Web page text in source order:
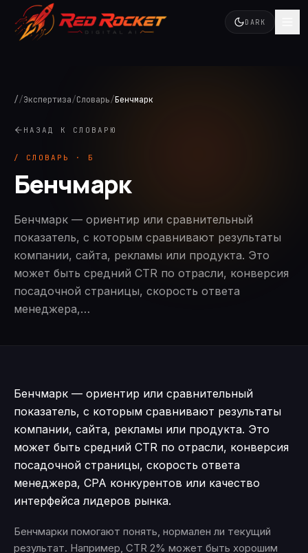
DARK
//Экспертиза/Словарь/Бенчмарк
НАЗАД К СЛОВАРЮ
/ СЛОВАРЬ · Б
Бенчмарк
Бенчмарк — ориентир или сравнительный
показатель, с которым сравнивают результаты
компании, сайта, рекламы или продукта. Это
может быть средний CTR по отрасли, конверсия
посадочной страницы, скорость ответа
менеджера,…
Бенчмарк — ориентир или сравнительный
показатель, с которым сравнивают результаты
компании, сайта, рекламы или продукта. Это
может быть средний CTR по отрасли, конверсия
посадочной страницы, скорость ответа
менеджера, CPA конкурентов или качество
интерфейса лидеров рынка.
Бенчмарки помогают понять, нормален ли текущий
результат. Например, CTR 2% может быть хорошим